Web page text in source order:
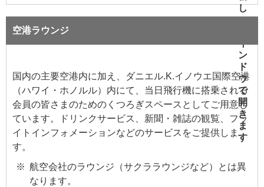
空港ラウンジ
国内の主要空港内に加え、ダニエル.K.イノウエ国際空港
（ハワイ・ホノルル）内にて、当日飛行機に搭乗される
会員の皆さまのためのくつろぎスペースとしてご用意し
ています。ドリンクサービス、新聞・雑誌の観覧、フラ
イトインフォメーションなどのサービスをご提供しま
す。
航空会社のラウンジ（サクララウンジなど）とは異
なります。